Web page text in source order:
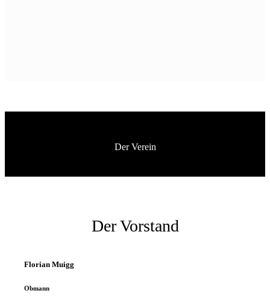
Der Verein
Der Vorstand
Florian Muigg
Obmann